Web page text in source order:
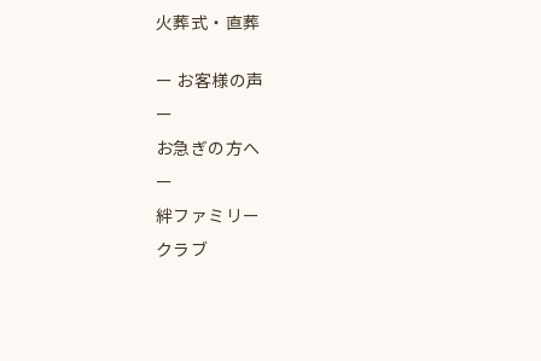
火葬式・直葬
お客様の声
お急ぎの方へ
絆ファミリー
クラブ